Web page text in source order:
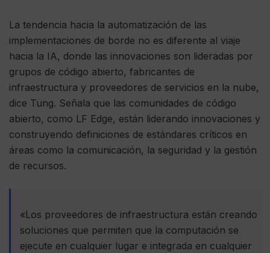
La tendencia hacia la automatización de las
implementaciones de borde no es diferente al viaje
hacia la IA, donde las innovaciones son lideradas por
grupos de código abierto, fabricantes de
infraestructura y proveedores de servicios en la nube,
dice Tung. Señala que las comunidades de código
abierto, como LF Edge, están liderando innovaciones y
construyendo definiciones de estándares críticos en
áreas como la comunicación, la seguridad y la gestión
de recursos.
«Los proveedores de infraestructura están creando
soluciones que permiten que la computación se
ejecute en cualquier lugar e integrada en cualquier